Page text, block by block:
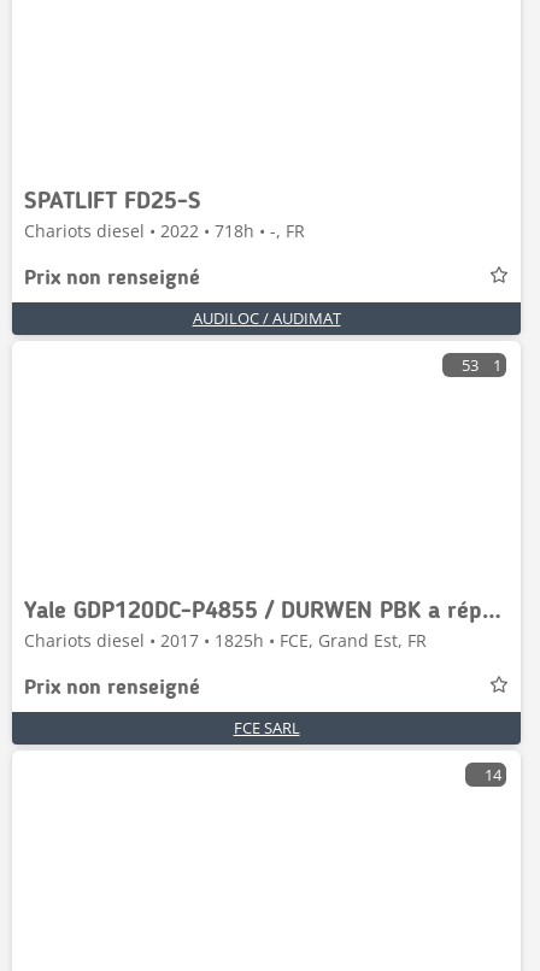
SPATLIFT FD25-S
Chariots diesel • 2022 • 718h • -, FR
Prix non renseigné
AUDILOC / AUDIMAT
53 1
Yale GDP120DC-P4855 / DURWEN PBK a réparer
Chariots diesel • 2017 • 1825h • FCE, Grand Est, FR
Prix non renseigné
FCE SARL
14